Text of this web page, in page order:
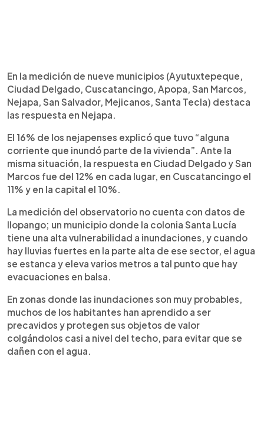
En la medición de nueve municipios (Ayutuxtepeque,
Ciudad Delgado, Cuscatancingo, Apopa, San Marcos,
Nejapa, San Salvador, Mejicanos, Santa Tecla) destaca
las respuesta en Nejapa.
El 16% de los nejapenses explicó que tuvo “alguna
corriente que inundó parte de la vivienda”. Ante la
misma situación, la respuesta en Ciudad Delgado y San
Marcos fue del 12% en cada lugar, en Cuscatancingo el
11% y en la capital el 10%.
La medición del observatorio no cuenta con datos de
Ilopango; un municipio donde la colonia Santa Lucía
tiene una alta vulnerabilidad a inundaciones, y cuando
hay lluvias fuertes en la parte alta de ese sector, el agua
se estanca y eleva varios metros a tal punto que hay
evacuaciones en balsa.
En zonas donde las inundaciones son muy probables,
muchos de los habitantes han aprendido a ser
precavidos y protegen sus objetos de valor
colgándolos casi a nivel del techo, para evitar que se
dañen con el agua.